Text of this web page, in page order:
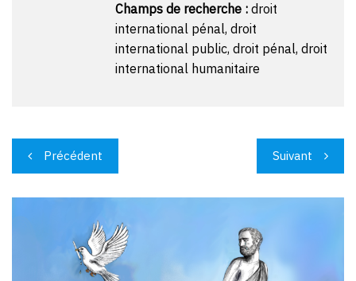
Champs de recherche :droit
international pénal, droit
international public, droit pénal, droit
international humanitaire
Navigation
de
l’article
Précédent Suivant